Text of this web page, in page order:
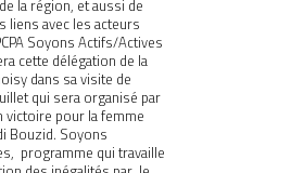
la région, et aussi de
liens avec les acteurs
Soyons Actifs/Actives
cette délégation de la
dans sa visite de
qui sera organisé par
victoire pour la femme
Bouzid. Soyons
programme qui travaille